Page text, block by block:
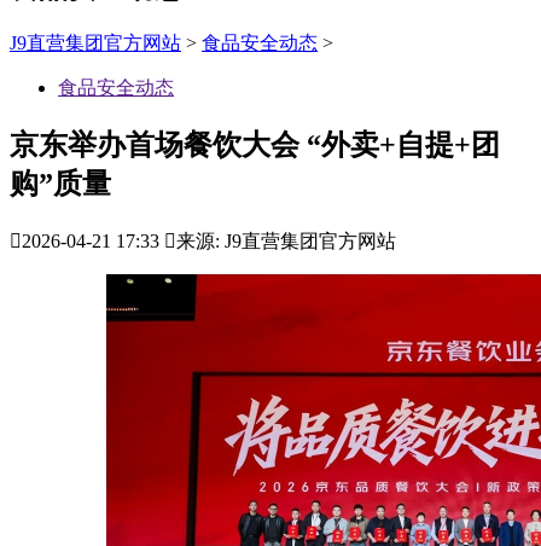
J9直营集团官方网站 > 食品安全动态 >
食品安全动态
京东举办首场餐饮大会 “外卖+自提+团
购”质量
2026-04-21 17:33 来源: J9直营集团官方网站